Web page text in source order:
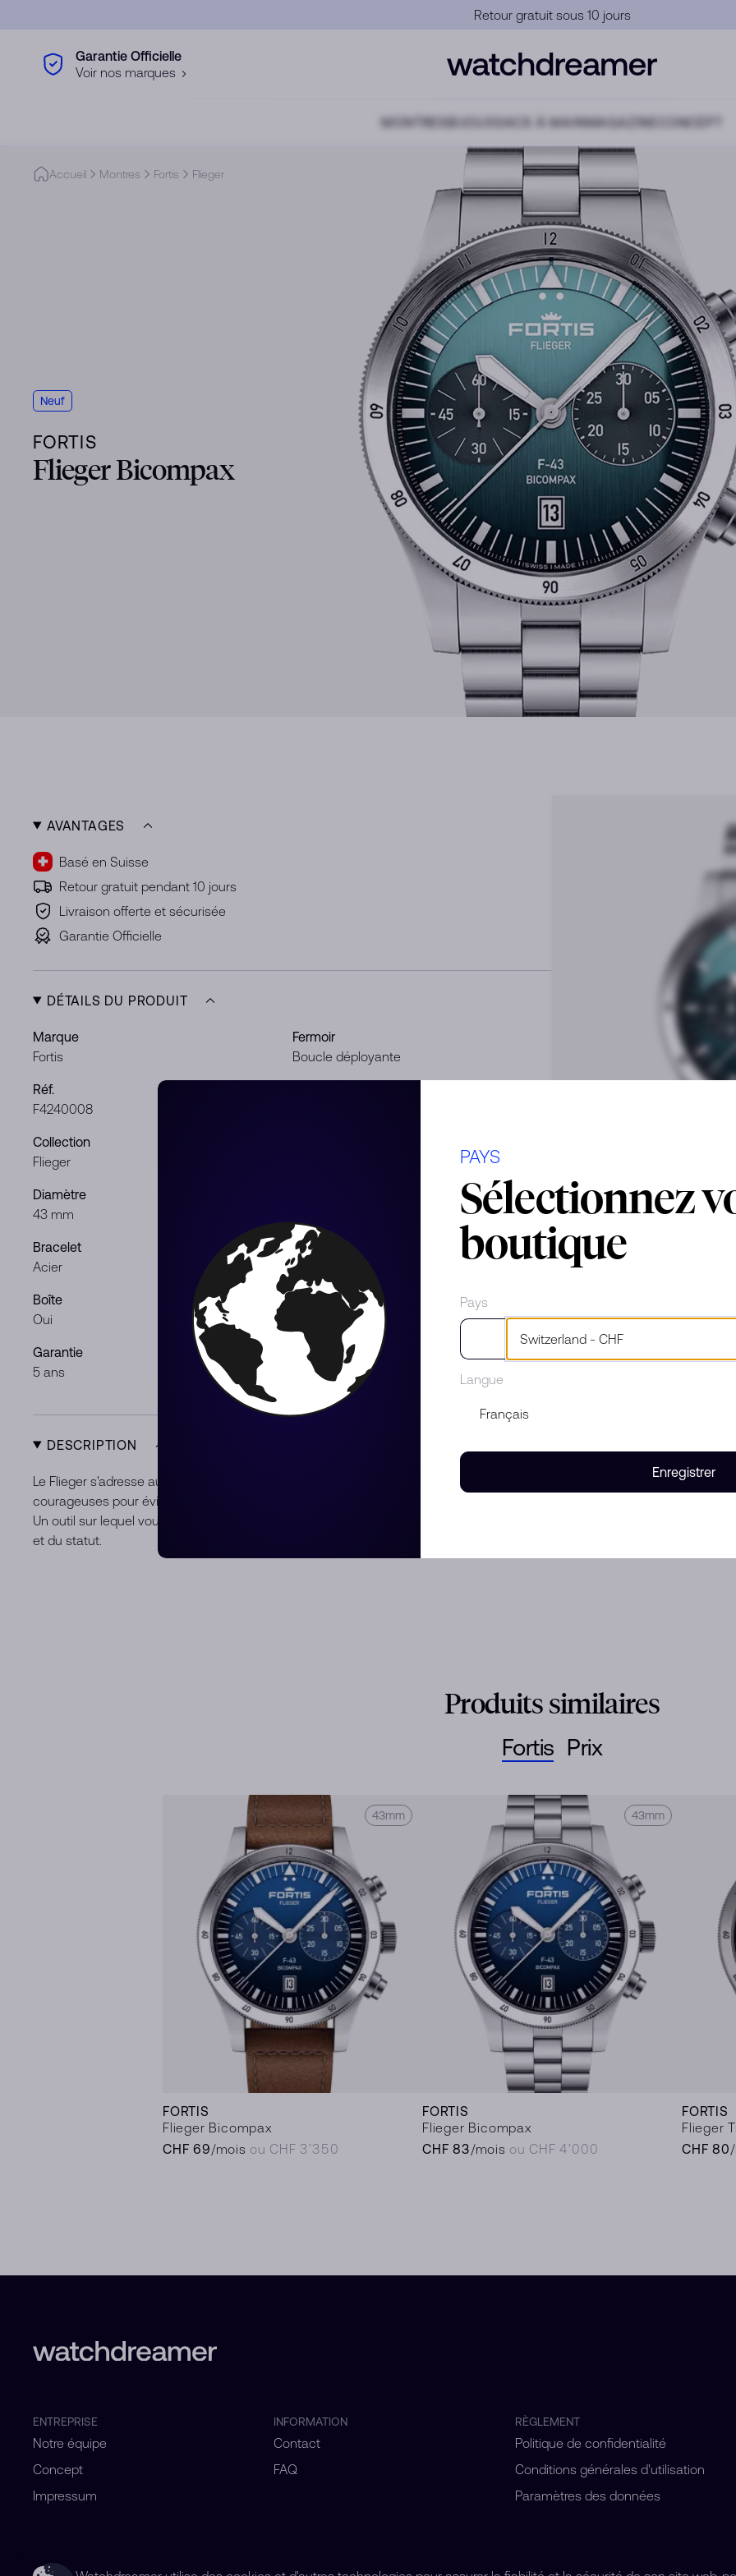
Garantie Officielle
Garantie Officielle
Voir nos marques
MONTRES SACS À MAINMAGAZINE CONCEPT
Accueil Montres Fortis Flieger
Neuf
FORTIS
Flieger Bicompax
AVANTAGES
Basé en Suisse
Retour gratuit pendant 10 jours
Livraison offerte et sécurisée
Garantie Officielle
DÉTAILS DU PRODUIT
Marque
Fortis
Fermoir
Boucle déployante
Réf.
F4240008
Collection
Flieger
Diamètre
43 mm
Bracelet
Acier
Genre
Homme
Boîte
Oui
Documents
Garantie
5 ans
Condition
Neuf
DESCRIPTION
Le Flieger s'adresse aux personnes ayant une attitude claire - à celles qui sont assez
courageuses pour éviter une tendance ; à celles qui recherchent un compagnon fiable.
Un outil sur lequel vous pouvez compter pendant des décennies. Indépendant de la mode
et du statut.
Produits similaires
Fortis
43mm
FORTIS
Flieger Bicompax
CHF 69/mois ou CHF 3’350
43mm
FORTIS
Flieger Bicompax
CHF 83/mois ou CHF 4’000
FORTIS
Flieger
CHF 80
Prix
ENTREPRISE
Notre équipe
Concept
Impressum
INFORMATION
Contact
FAQ
RÈGLEMENT
Politique de confidentialité
Conditions générales d'utilisation
Paramètres des données
PAYS
Sélectionnez
boutique
Pays
Langue
Enregistrer